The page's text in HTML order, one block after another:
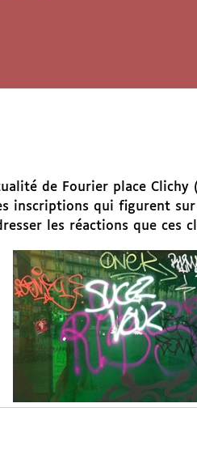
de Fourier place
inscriptions qui figurent sur
les réactions que ces